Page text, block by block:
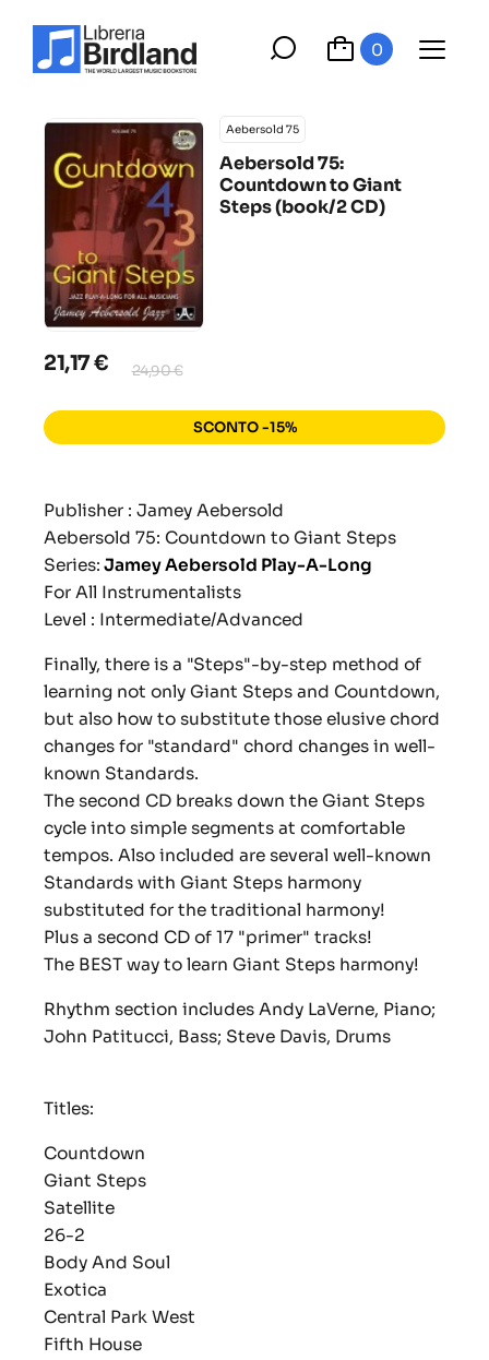
0
Aebersold 75
Aebersold 75:
Countdown to Giant
Steps (book/2 CD)
21,17 € 24,90 €
SCONTO -15%
Publisher : Jamey Aebersold
Aebersold 75: Countdown to Giant Steps
Series: Jamey Aebersold Play-A-Long
For All Instrumentalists
Level : Intermediate/Advanced
Finally, there is a "Steps"-by-step method of
learning not only Giant Steps and Countdown,
but also how to substitute those elusive chord
changes for "standard" chord changes in well-
known Standards.
The second CD breaks down the Giant Steps
cycle into simple segments at comfortable
tempos. Also included are several well-known
Standards with Giant Steps harmony
substituted for the traditional harmony!
Plus a second CD of 17 "primer" tracks!
The BEST way to learn Giant Steps harmony!
Rhythm section includes Andy LaVerne, Piano;
John Patitucci, Bass; Steve Davis, Drums
Titles:
Countdown
Giant Steps
Satellite
26-2
Body And Soul
Exotica
Central Park West
Fifth House